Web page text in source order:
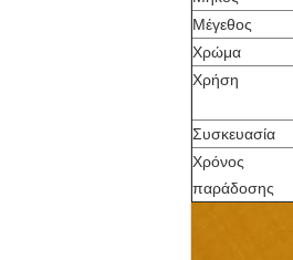
Μέγεθος
Χρώμα
Χρήση
Συσκευασία
Χρόνος
παράδοσης